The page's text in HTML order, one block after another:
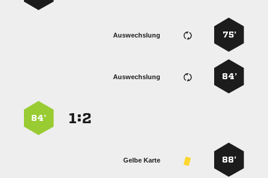
75’
Auswechslung
84’
Auswechslung
:
84’
88’
Gelbe Karte